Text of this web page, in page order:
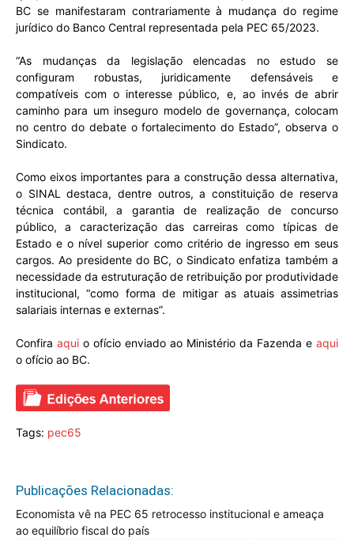
BC se manifestaram contrariamente à mudança do regime
jurídico do Banco Central representada pela PEC 65/2023.
“As mudanças da legislação elencadas no estudo se
configuram robustas, juridicamente defensáveis e
compatíveis com o interesse público, e, ao invés de abrir
caminho para um inseguro modelo de governança, colocam
no centro do debate o fortalecimento do Estado”, observa o
Sindicato.
Como eixos importantes para a construção dessa alternativa,
o SINAL destaca, dentre outros, a constituição de reserva
técnica contábil, a garantia de realização de concurso
público, a caracterização das carreiras como típicas de
Estado e o nível superior como critério de ingresso em seus
cargos. Ao presidente do BC, o Sindicato enfatiza também a
necessidade da estruturação de retribuição por produtividade
institucional, “como forma de mitigar as atuais assimetrias
salariais internas e externas”.
Confira aqui o ofício enviado ao Ministério da Fazenda e aqui
o ofício ao BC.
Tags: pec65
Publicações Relacionadas:
Economista vê na PEC 65 retrocesso institucional e ameaça
ao equilíbrio fiscal do país